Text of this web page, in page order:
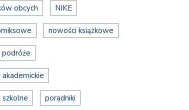
obcych NIKE
nowości książkowe
podróże
szkolne poradniki